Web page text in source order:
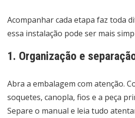
Acompanhar cada etapa faz toda
essa instalação pode ser mais
1. Organização e
Abra a embalagem com atenção.
soquetes, canopla, fios e a peça
Separe o manual e leia tudo